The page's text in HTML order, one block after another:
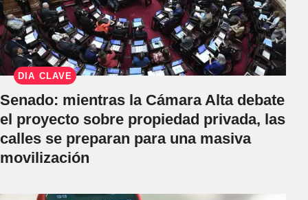
DÍA CLAVE
Senado: mientras la Cámara Alta debate
el proyecto sobre propiedad privada, las
calles se preparan para una masiva
movilización